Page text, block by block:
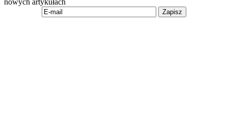
nowych artykułach
Zapisz